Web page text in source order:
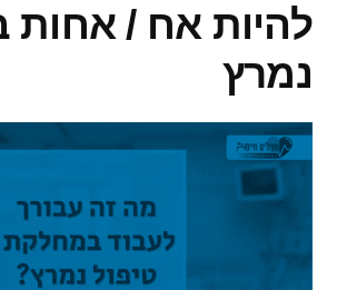
להיות אח / אחות
נמרץ